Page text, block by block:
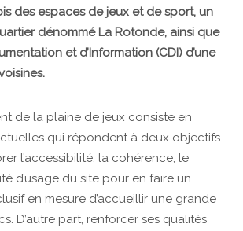
des espaces de jeux et de sport, un
dénommé La Rotonde, ainsi que
et d’Information (CDI) d’une
de la plaine de jeux consiste en
qui répondent à deux objectifs.
l’accessibilité, la cohérence, le
d’usage du site pour en faire un
en mesure d’accueillir une grande
D’autre part, renforcer ses qualités